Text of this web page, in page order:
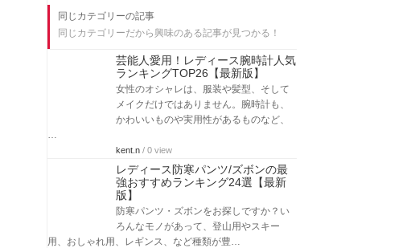
同じカテゴリーの記事
同じカテゴリーだから興味のある記事が見つかる！
芸能人愛用！レディース腕時計人気
ランキングTOP26【最新版】
女性のオシャレは、服装や髪型、そして
メイクだけではありません。腕時計も、
かわいいものや実用性があるものなど、
…
kent.n / 0 view
レディース防寒パンツ/ズボンの最
強おすすめランキング24選【最新
版】
防寒パンツ・ズボンをお探しですか？い
ろんなモノがあって、登山用やスキー
用、おしゃれ用、レギンス、など種類が豊…